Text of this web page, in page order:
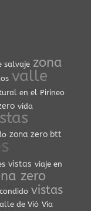
salvaje zona
valle
en el Pirineo
vida
zona zero btt
vistas viaje en
zero
vistas
de Vió Vía